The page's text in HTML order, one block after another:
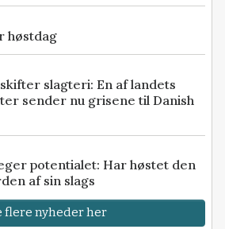
høstdag
slagteri: En af landets
sender nu grisene til Danish
potentialet: Har høstet den
af sin slags
flere nyheder her